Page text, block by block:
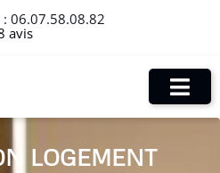
06.07.58.08.82
avis
LOGEMENT